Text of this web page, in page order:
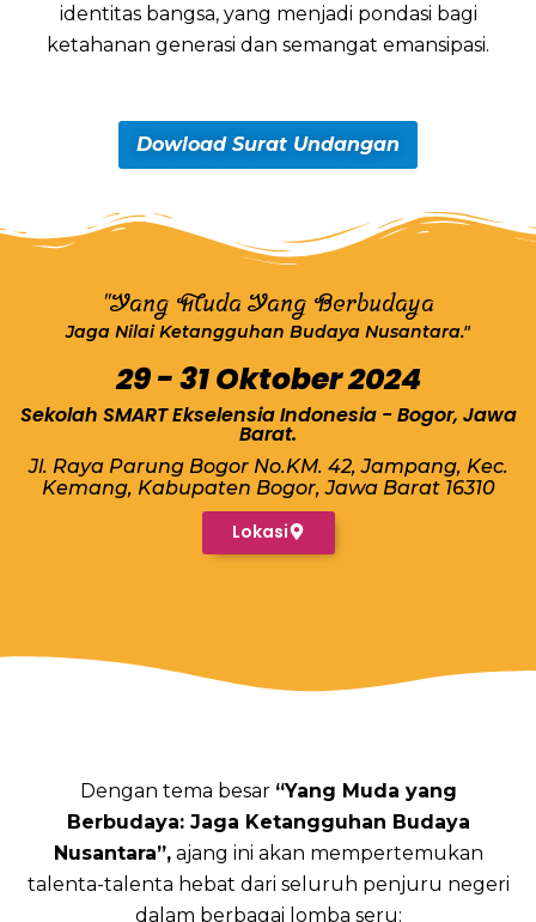
identitas bangsa, yang menjadi pondasi bagi
ketahanan generasi dan semangat emansipasi.
Dowload Surat Undangan
"Yang Muda Yang Berbudaya
Jaga Nilai Ketangguhan Budaya Nusantara."
29 - 31 Oktober 2024
Sekolah SMART Ekselensia Indonesia - Bogor, Jawa
Barat.
Jl. Raya Parung Bogor No.KM. 42, Jampang, Kec.
Kemang, Kabupaten Bogor, Jawa Barat 16310
Lokasi
Dengan tema besar “Yang Muda yang
Berbudaya: Jaga Ketangguhan Budaya
Nusantara”,ajang ini akan mempertemukan
talenta-talenta hebat dari seluruh penjuru negeri
dalam berbagai lomba seru: